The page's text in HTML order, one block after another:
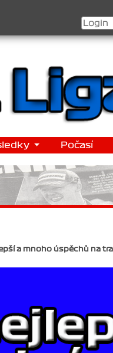
3. Jakub Chmelík ,
Počasí
a mnoho úspěchů na